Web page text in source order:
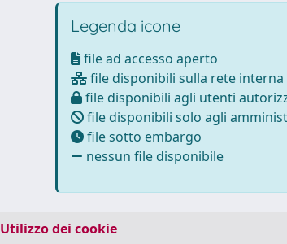
Legenda icone
file ad accesso aperto
file disponibili sulla rete interna
file disponibili agli utenti
file disponibili solo agli
file sotto embargo
nessun file disponibile
Utilizzo dei cookie